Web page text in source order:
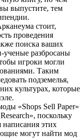
выпустите, тем
стоит,
проведения
поиска ваших
ученые разбросаны
игроки могли
Таким
подземелья,
культурах, которые
«Shops Sell Paper»
поскольку
написания этих
могут найти мод